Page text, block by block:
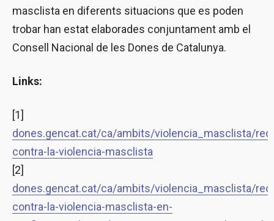
masclista en diferents situacions que es poden
trobar han estat elaborades conjuntament amb el
Consell Nacional de les Dones de Catalunya.
Links:
[1]
dones.gencat.cat/ca/ambits/violencia_masclista/
contra-la-violencia-masclista
[2]
dones.gencat.cat/ca/ambits/violencia_masclista/
contra-la-violencia-masclista-en-